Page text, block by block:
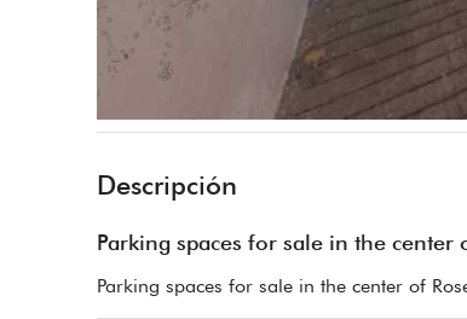
Descripción
Parking spaces for sale in the center
Parking spaces for sale in the center of